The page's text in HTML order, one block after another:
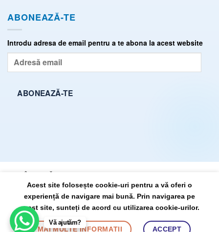
ABONEAZĂ-TE
Introdu adresa de email pentru a te abona la acest website
Adresă
email
ABONEAZĂ-TE
POLITICĂ DE CONFIDENȚIALITATE
DrState.ro, propulsat pe anul 2026 ©
de:BursaSite
Vă ajutăm?
Acest site folosește cookie-uri pentru a vă oferi o
experiență de navigare mai bună. Prin navigarea pe
acest site, sunteți de acord cu utilizarea cookie-urilor.
MAI MULTE INFORMAȚII ACCEPT